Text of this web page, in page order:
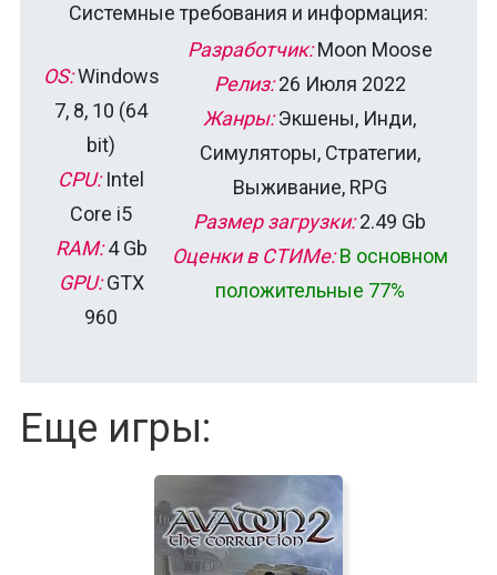
Системные требования и информация:
OS:Windows
7, 8, 10 (64
bit)
CPU:Intel
Core i5
RAM:4 Gb
GPU:GTX
960
Разработчик:Moon Moose
Релиз:26 Июля 2022
Жанры:Экшены, Инди,
Симуляторы, Стратегии,
Выживание, RPG
Размер загрузки:2.49 Gb
Оценки в СТИМе: В основном
положительные 77%
Еще игры: